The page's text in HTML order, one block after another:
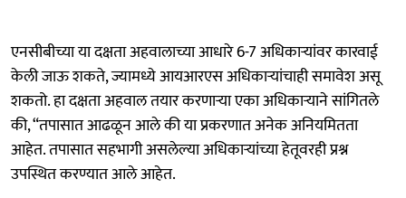
एनसीबीच्या या दक्षता अहवालाच्या आधारे 6-7 अधिकाऱ्यांवर कारवाई
केली जाऊ शकते, ज्यामध्ये आयआरएस अधिकाऱ्यांचाही समावेश असू
शकतो. हा दक्षता अहवाल तयार करणाऱ्या एका अधिकाऱ्याने सांगितले
की, “तपासात आढळून आले की या प्रकरणात अनेक अनियमितता
आहेत. तपासात सहभागी असलेल्या अधिकाऱ्यांच्या हेतूवरही प्रश्न
उपस्थित करण्यात आले आहेत.